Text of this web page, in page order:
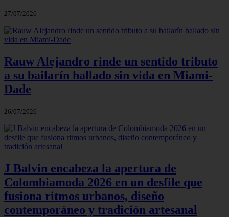
27/07/2026
Rauw Alejandro rinde un sentido tributo
a su bailarín hallado sin vida en Miami-
Dade
26/07/2026
J Balvin encabeza la apertura de
Colombiamoda 2026 en un desfile que
fusiona ritmos urbanos, diseño
contemporáneo y tradición artesanal